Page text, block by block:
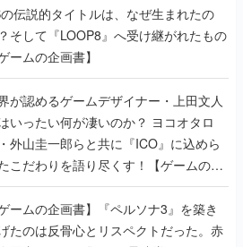
が認めるゲームデザイナー・上田文人
はいったい何が凄いのか？ ヨコオタロ
外山圭一郎らと共に『ICO』に込めら
こだわりを語り尽くす！【ゲームの企
】
ームの企画書】『ペルソナ3』を築き
たのは反骨心とリスペクトだった。赤
画書のもとに集った“愚連隊”がシリー
を生まれ変わらせるまで【橋野桂インタ
ー】